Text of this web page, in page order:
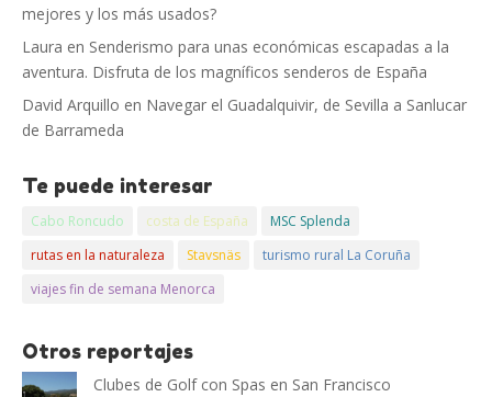
mejores y los más usados?
Laura en Senderismo para unas económicas escapadas a la
aventura. Disfruta de los magníficos senderos de España
David Arquillo en Navegar el Guadalquivir, de Sevilla a Sanlucar
de Barrameda
Te puede interesar
Cabo Roncudo costa de España
MSC Splenda
rutas en la naturaleza
Stavsnäs
turismo rural La Coruña
viajes fin de semana Menorca
Otros reportajes
Clubes de Golf con Spas en San Francisco